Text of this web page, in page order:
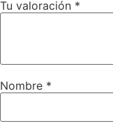
Tu valoración *
Nombre *